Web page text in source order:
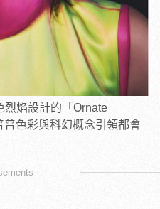
烈焰設計的「Ornate
色彩與科幻概念引領都會